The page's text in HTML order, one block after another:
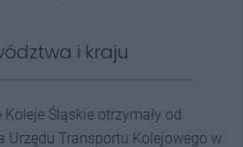
i kraju
Śląskie otrzymały od
Urzędu Transportu Kolejowego w